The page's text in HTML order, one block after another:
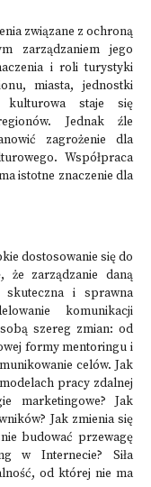
związane z ochroną
zarządzaniem jego
i roli turystyki
miasta, jednostki
kulturowa staje się
Jednak źle
zagrożenie dla
Współpraca
istotne znaczenie dla
dostosowanie się do
że zarządzanie daną
i sprawna
komunikacji
szereg zmian: od
formy mentoringu i
celów. Jak
pracy zdalnej
marketingowe? Jak
Jak zmienia się
budować przewagę
w Internecie? Siła
od której nie ma